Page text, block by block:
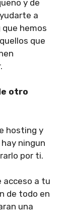
y de
a
hemos
que
otro
hosting y
ningun
por ti.
acceso a tu
de todo en
una